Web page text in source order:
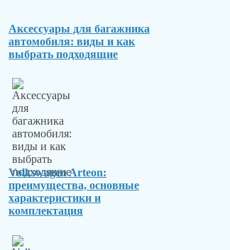
Аксессуары для багажника
автомобиля: виды и как
выбрать подходящие
Volkswagen Arteon:
преимущества, основные
характеристики и
комплектация